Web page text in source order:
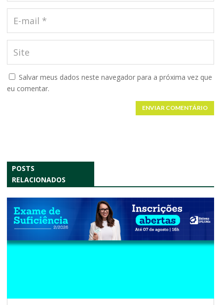
Salvar meus dados neste navegador para a próxima vez que
eu comentar.
ENVIAR COMENTÁRIO
POSTS
RELACIONADOS